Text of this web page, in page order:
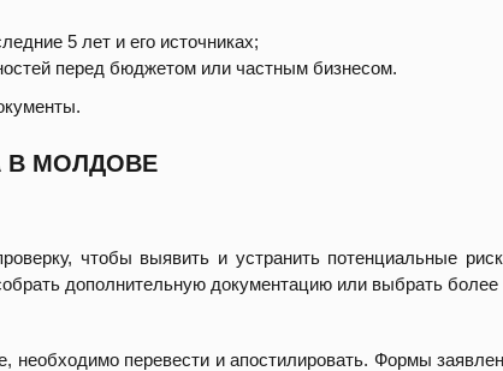
5 лет и его источниках;
перед бюджетом или частным бизнесом.
В МОЛДОВЕ
чтобы выявить и устранить потенциальные
дополнительную документацию или выбрать
необходимо перевести и апостилировать. Формы